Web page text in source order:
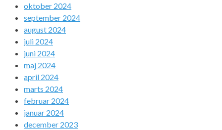
oktober 2024
september 2024
august 2024
juli 2024
juni 2024
maj 2024
april 2024
marts 2024
februar 2024
januar 2024
december 2023